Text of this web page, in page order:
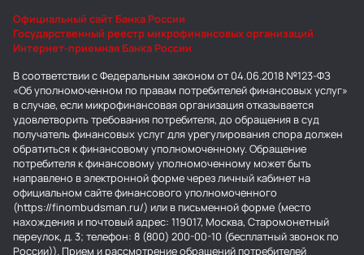
Официальный сайт Банка России
Государственный реестр микрофинансовых организаций
Интернет-приемная Банка России
В соответствии с Федеральным законом от 04.06.2018 №123-ФЗ
«Об уполномоченном по правам потребителей финансовых услуг»
в случае, если микрофинансовая организация отказывается
удовлетворить требования потребителя, до обращения в суд
получатель финансовых услуг для урегулирования спора должен
обратиться к финансовому уполномоченному. Обращение
потребителя к финансовому уполномоченному может быть
направлено в электронной форме через личный кабинет на
официальном сайте финансового уполномоченного
(https://finombudsman.ru/) или в письменной форме (место
нахождения и почтовый адрес: 119017, Москва, Старомонетный
переулок, д. 3; телефон: 8 (800) 200-00-10 (бесплатный звонок по
России)). Прием и рассмотрение обращений потребителей